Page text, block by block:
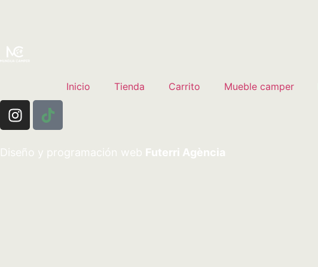
Inicio Tienda Carrito Mueble camper
Diseño y programación web Futerri Agència